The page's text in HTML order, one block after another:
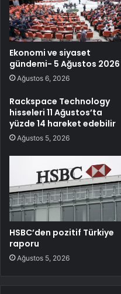
Ekonomi ve siyaset
gündemi- 5 Ağustos 2026
Ağustos 6, 2026
Rackspace Technology
hisseleri 11 Ağustos’ta
yüzde 14 hareket edebilir
Ağustos 5, 2026
HSBC’den pozitif Türkiye
raporu
Ağustos 5, 2026